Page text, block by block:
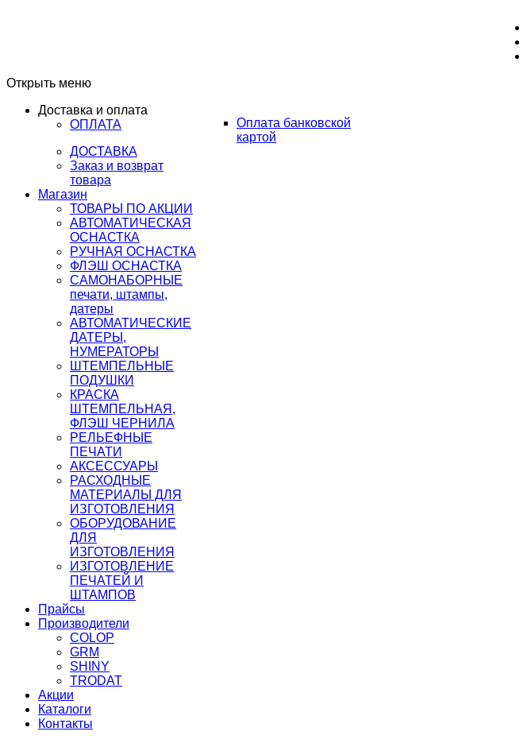
Открыть меню
Доставка и оплата
ОПЛАТА
Оплата банковской
картой
ДОСТАВКА
Заказ и возврат
товара
Магазин
ТОВАРЫ ПО АКЦИИ
АВТОМАТИЧЕСКАЯ
ОСНАСТКА
РУЧНАЯ ОСНАСТКА
ФЛЭШ ОСНАСТКА
САМОНАБОРНЫЕ
печати, штампы,
датеры
АВТОМАТИЧЕСКИЕ
ДАТЕРЫ,
НУМЕРАТОРЫ
ШТЕМПЕЛЬНЫЕ
ПОДУШКИ
КРАСКА
ШТЕМПЕЛЬНАЯ,
ФЛЭШ ЧЕРНИЛА
РЕЛЬЕФНЫЕ
ПЕЧАТИ
АКСЕССУАРЫ
РАСХОДНЫЕ
МАТЕРИАЛЫ ДЛЯ
ИЗГОТОВЛЕНИЯ
ОБОРУДОВАНИЕ
ДЛЯ
ИЗГОТОВЛЕНИЯ
ИЗГОТОВЛЕНИЕ
ПЕЧАТЕЙ И
ШТАМПОВ
Прайсы
Производители
COLOP
GRM
SHINY
TRODAT
Акции
Каталоги
Контакты